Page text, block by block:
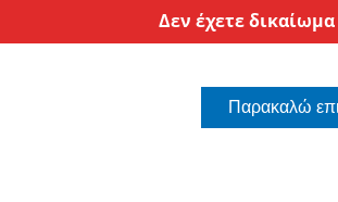
Δεν έχετε
Παρακαλώ